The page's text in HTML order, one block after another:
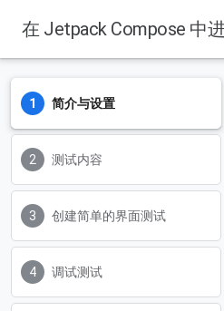
在 Jetpack Compose 中
简介与设置
测试内容
创建简单的界面测试
调试测试